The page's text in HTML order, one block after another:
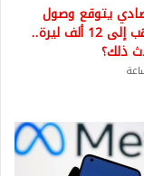
يتوقع وصول
غرام الذهب إلى 12 ألف ليرة..
ذلك؟